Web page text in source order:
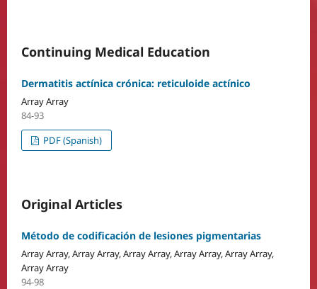
Continuing Medical Education
Dermatitis actínica crónica: reticuloide actínico
Array Array
84-93
PDF (Spanish)
Original Articles
Método de codificación de lesiones pigmentarias
Array Array, Array Array, Array Array, Array Array, Array Array,
Array Array
94-98